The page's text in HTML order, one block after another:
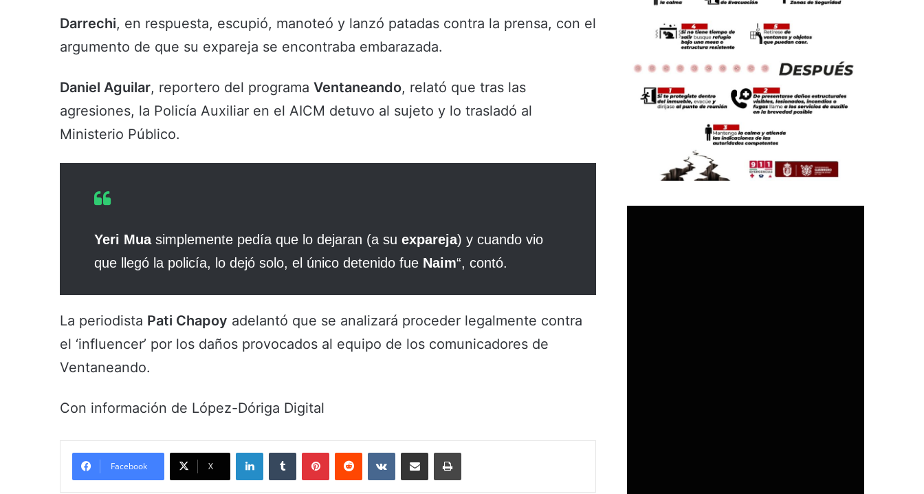
Darrechi, en respuesta, escupió, manoteó y lanzó patadas contra la prensa, con el
argumento de que su expareja se encontraba embarazada.
Daniel Aguilar, reportero del programa Ventaneando, relató que tras las
agresiones, la Policía Auxiliar en el AICM detuvo al sujeto y lo trasladó al
Ministerio Público.
Yeri Muasimplemente pedía que lo dejaran (a su expareja) y cuando vio
que llegó la policía, lo dejó solo, el único detenido fue Naim“, contó.
La periodista Pati Chapoy adelantó que se analizará proceder legalmente contra
el ‘influencer’ por los daños provocados al equipo de los comunicadores de
Ventaneando.
Con información de López-Dóriga Digital
Facebook X